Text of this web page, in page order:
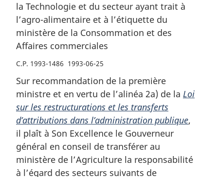
Technologie
et
du
secteur
trait
à
l’agro-
alimentaire
et
à
l’étiquette
du
ministère
la
Technologie
et
du
ayant
trait
à
l’agro-
alimentaire
et
à
l’étiquette
du
la
Technologie
et
trait
à
l’agro-
alimentaire
et
à
l’étiquette
du
la Technologie et du secteur ayant trait à
l’agro-alimentaire et à l’étiquette du
ministère de la Consommation et des
Affaires commerciales
C.P. 1993-1486 1993-06-25
Sur recommandation de la première
ministre et en vertu de l’alinéa 2a) de la Loi
sur les restructurations et les transferts
d’attributions dans l’administration publique,
il plaît à Son Excellence le Gouverneur
général en conseil de transférer au
ministère de l’Agriculture la responsabilité
à l’égard des secteurs suivants de